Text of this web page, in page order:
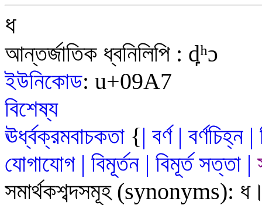
ধ
আন্তর্জাতিক ধ্বনিলিপি : d̪ʰɔ
ইউনিকোড: u+09A7
বিশেষ্য
ঊর্ধ্বক্রমবাচকতা {| বর্ণ | বর্ণচিহ্ন |
যোগাযোগ | বিমূর্তন | বিমূর্ত সত্ত |
সমার্থকশব্দসমূহ (synonyms): ধ